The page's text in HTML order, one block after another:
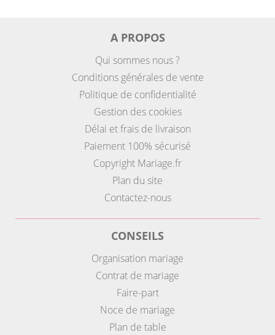
A PROPOS
Qui sommes nous ?
Conditions générales de vente
Politique de confidentialité
Gestion des cookies
Délai et frais de livraison
Paiement 100% sécurisé
Copyright Mariage.fr
Plan du site
Contactez-nous
CONSEILS
Organisation mariage
Contrat de mariage
Faire-part
Noce de mariage
Plan de table